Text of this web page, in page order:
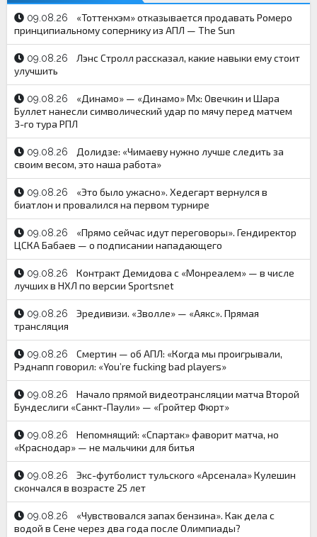
09.08.26
«Тоттенхэм» отказывается продавать Ромеро
принципиальному сопернику из АПЛ — The Sun
09.08.26
Лэнс Стролл рассказал, какие навыки ему стоит
улучшить
09.08.26
«Динамо» — «Динамо» Мх: Овечкин и Шара
Буллет нанесли символический удар по мячу перед матчем
3-го тура РПЛ
09.08.26
Долидзе: «Чимаеву нужно лучше следить за
своим весом, это наша работа»
09.08.26
«Это было ужасно». Хедегарт вернулся в
биатлон и провалился на первом турнире
09.08.26
«Прямо сейчас идут переговоры». Гендиректор
ЦСКА Бабаев — о подписании нападающего
09.08.26
Контракт Демидова с «Монреалем» — в числе
лучших в НХЛ по версии Sportsnet
09.08.26
Эредивизи. «Зволле» — «Аякс». Прямая
трансляция
09.08.26
Смертин — об АПЛ: «Когда мы проигрывали,
Рэднапп говорил: «You’re fucking bad players»
09.08.26
Начало прямой видеотрансляции матча Второй
Бундеслиги «Санкт-Паули» — «Гройтер Фюрт»
09.08.26
Непомнящий: «Спартак» фаворит матча, но
«Краснодар» — не мальчики для битья
09.08.26
Экс-футболист тульского «Арсенала» Кулешин
скончался в возрасте 25 лет
09.08.26
«Чувствовался запах бензина». Как дела с
водой в Сене через два года после Олимпиады?